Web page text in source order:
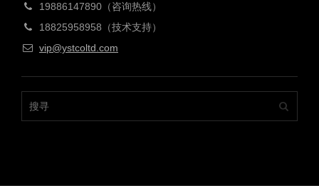
19886147890（咨询热线）
18825958958（技术支持）
vip@ystcoltd.com